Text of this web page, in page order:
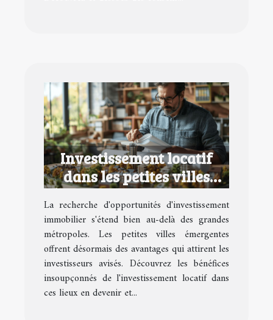
Investissement locatif
dans les petites villes
émergentes avantages et
opportunités
La recherche d'opportunités d'investissement
immobilier s'étend bien au-delà des grandes
métropoles. Les petites villes émergentes
offrent désormais des avantages qui attirent les
investisseurs avisés. Découvrez les bénéfices
insoupçonnés de l'investissement locatif dans
ces lieux en devenir et...